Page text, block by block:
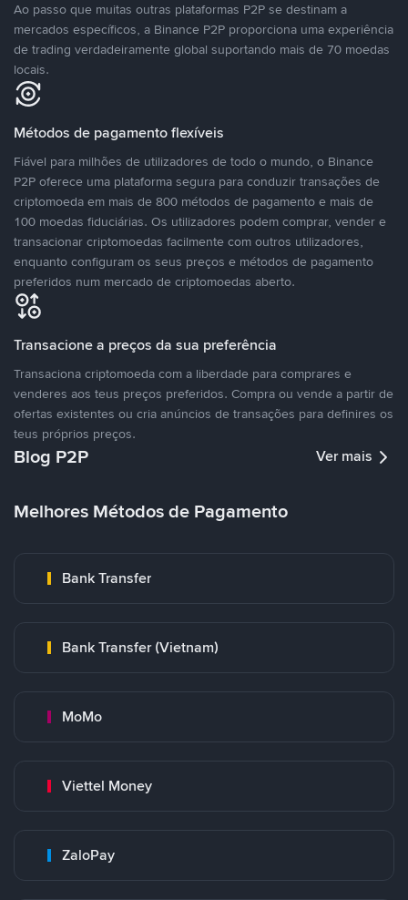
Ao passo que muitas outras plataformas P2P se destinam a
mercados específicos, a Binance P2P proporciona uma experiência
de trading verdadeiramente global suportando mais de 70 moedas
locais.
Métodos de pagamento flexíveis
Fiável para milhões de utilizadores de todo o mundo, o Binance
P2P oferece uma plataforma segura para conduzir transações de
criptomoeda em mais de 800 métodos de pagamento e mais de
100 moedas fiduciárias. Os utilizadores podem comprar, vender e
transacionar criptomoedas facilmente com outros utilizadores,
enquanto configuram os seus preços e métodos de pagamento
preferidos num mercado de criptomoedas aberto.
Transacione a preços da sua preferência
Transaciona criptomoeda com a liberdade para comprares e
venderes aos teus preços preferidos. Compra ou vende a partir de
ofertas existentes ou cria anúncios de transações para definires os
teus próprios preços.
Blog P2P Ver mais
Melhores Métodos de Pagamento
Bank Transfer
Bank Transfer (Vietnam)
MoMo
Viettel Money
ZaloPay